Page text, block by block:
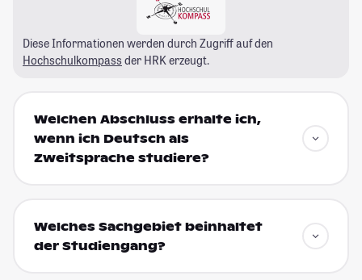
Diese Informationen werden durch Zugriff auf den
Hochschulkompass der HRK erzeugt.
Welchen Abschluss erhalte ich,
wenn ich Deutsch als
Zweitsprache studiere?
Welches Sachgebiet beinhaltet
der Studiengang?